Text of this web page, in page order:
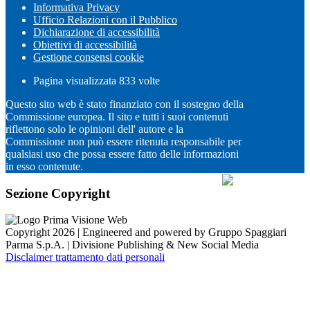
Informativa Privacy
Ufficio Relazioni con il Pubblico
Dichiarazione di accessibilità
Obiettivi di accessibilità
Gestione consensi cookie
Pagina visualizzata 833 volte
Questo sito web è stato finanziato con il sostegno della
Commissione europea. Il sito e tutti i suoi contenuti
riflettono solo le opinioni dell' autore e la
Commissione non può essere ritenuta responsabile per
qualsiasi uso che possa essere fatto delle informazioni
in esso contenute.
Sezione Copyright
Copyright 2026 | Engineered and powered by Gruppo Spaggiari
Parma S.p.A. | Divisione Publishing & New Social Media
Disclaimer trattamento dati personali